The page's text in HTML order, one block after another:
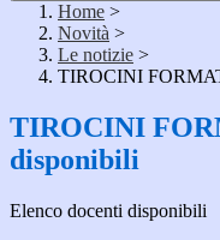
Home >
Novità >
Le notizie >
TIROCINI
TIROCINI
disponibili
Elenco docenti disponibili